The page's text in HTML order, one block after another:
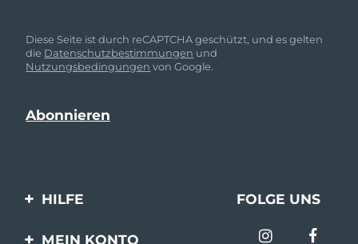
Diese Seite ist durch reCAPTCHA geschützt, und es gelten
die Datenschutzbestimmungen und
Nutzungsbedingungen von Google.
HILFE
Kontaktiere uns
FOLGE UNS
MEIN KONTO